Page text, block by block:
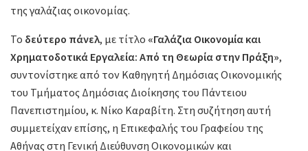
της γαλάζιας οικονομίας.
Το δεύτερο πάνελ, με τίτλο «Γαλάζια Οικονομία και
Χρηματοδοτικά Εργαλεία: Από τη Θεωρία στην Πράξη»,
συντονίστηκε από τον Καθηγητή Δημόσιας Οικονομικής
του Τμήματος Δημόσιας Διοίκησης του Πάντειου
Πανεπιστημίου, κ. Νίκο Καραβίτη. Στη συζήτηση αυτή
συμμετείχαν επίσης, η Επικεφαλής του Γραφείου της
Αθήνας στη Γενική Διεύθυνση Οικονομικών και